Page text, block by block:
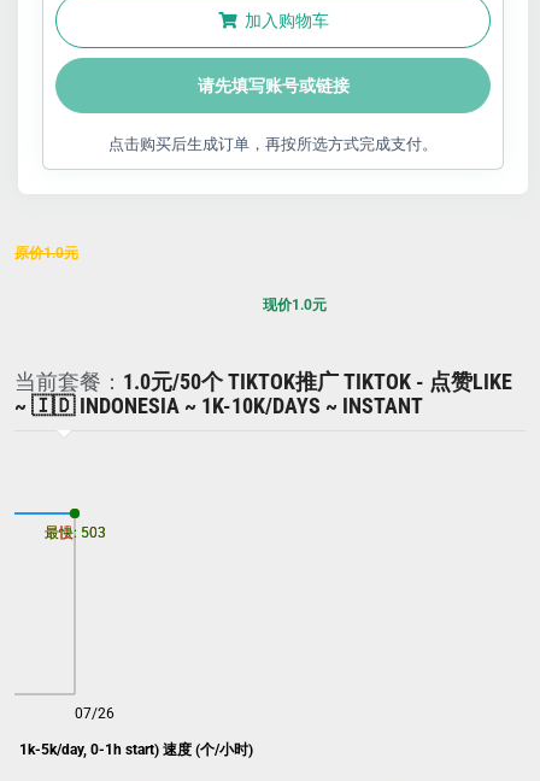
加入购物车
请先填写账号或链接
点击购买后生成订单，再按所选方式完成支付。
原价1.0元
现价1.0元
当前套餐： 1.0元/50个 TIKTOK推广 TIKTOK - 点赞LIKE
~ 🇮🇩 INDONESIA ~ 1K-10K/DAYS ~ INSTANT
1k-5k/day, 0-1h start) 速度 (个/小时)
07/26
最慢: 503
最快: 503